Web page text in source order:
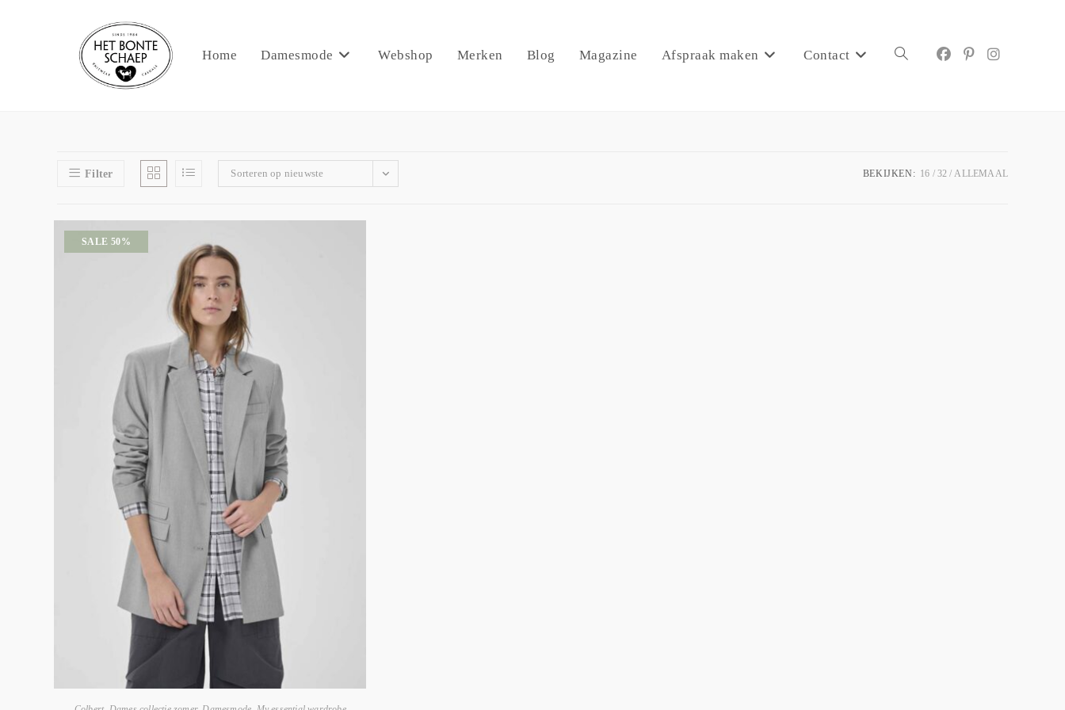
Home Damesmode Webshop Merken Blog Magazine Afspraak maken Contact
Filter Sorteren op nieuwste BEKIJKEN: 16 32 ALLEMAAL
SALE 50%